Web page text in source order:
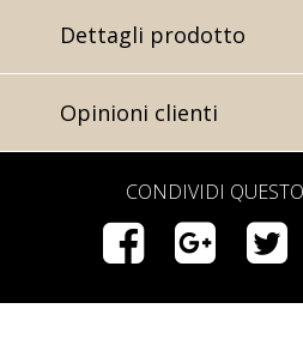
Dettagli prodotto
Opinioni clienti
CONDIVIDI